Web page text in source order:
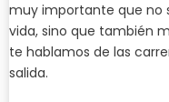
muy importante que no
vida, sino que también
te hablamos de las
salida.